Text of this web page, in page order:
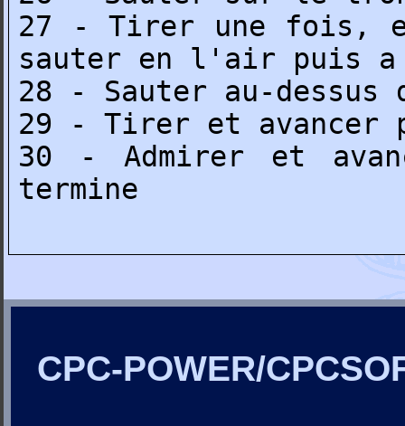
27 - Tirer une fois,
sauter en l'air puis a
28 - Sauter au-
29 - Tirer et
30 - Admirer et
termine
CPC-POWER/